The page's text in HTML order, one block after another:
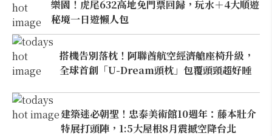
樂園！虎尾632高地免門票回歸，玩水＋4大順遊
秘境一日遊懶人包
搭機告別落枕！阿聯酋航空經濟艙座椅升級，
全球首創「U-Dream頭枕」包覆頭頸超好睡
建築迷必朝聖！忠泰美術館10週年：藤本壯介
特展打頭陣，1:5大屋根8月震撼空降台北